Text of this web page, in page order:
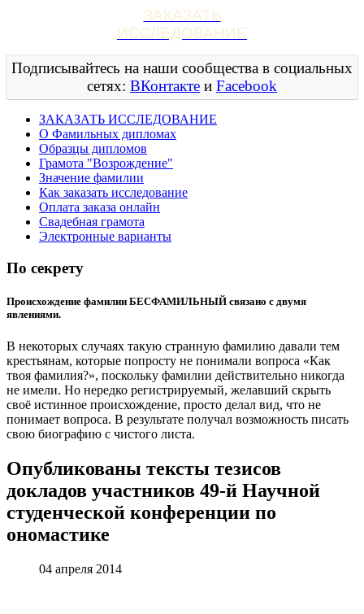
ЗАКАЗАТЬ
ИССЛЕДОВАНИЕ
Подписывайтесь на наши сообщества в социальных
сетях: ВКонтакте и Facebook
ЗАКАЗАТЬ ИССЛЕДОВАНИЕ
О Фамильных дипломах
Образцы дипломов
Грамота "Возрождение"
Значение фамилии
Как заказать исследование
Оплата заказа онлайн
Свадебная грамота
Электронные варианты
По секрету
Происхождение фамилии БЕСФАМИЛЬНЫЙ связано с двумя
явлениями.
В некоторых случаях такую странную фамилию давали тем
крестьянам, которые попросту не понимали вопроса «Как
твоя фамилия?», поскольку фамилии действительно никогда
не имели. Но нередко регистрируемый, желавший скрыть
своё истинное происхождение, просто делал вид, что не
понимает вопроса. В результате получал возможность писать
свою биографию с чистого листа.
Опубликованы тексты тезисов
докладов участников 49-й Научной
студенческой конференции по
ономастике
04 апреля 2014